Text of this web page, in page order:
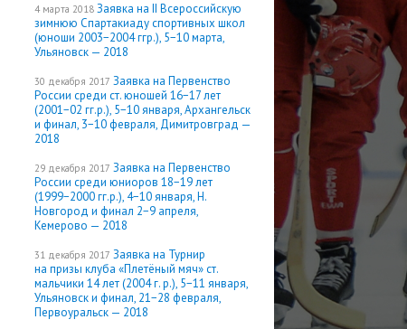
4 марта 2018 Заявка на II Всероссийскую
зимнюю Спартакиаду спортивных школ
(юноши 2003−2004 ггр.), 5−10 марта,
Ульяновск — 2018
30 декабря 2017 Заявка на Первенство
России среди ст. юношей 16−17 лет
(2001−02 гг.р.), 5−10 января, Архангельск
и финал, 3−10 февраля, Димитровград —
2018
29 декабря 2017 Заявка на Первенство
России среди юниоров 18−19 лет
(1999−2000 гг.р.), 4−10 января, Н.
Новгород и финал 2−9 апреля,
Кемерово — 2018
31 декабря 2017 Заявка на Турнир
на призы клуба «Плетёный мяч» ст.
мальчики 14 лет (2004 г. р.), 5−11 января,
Ульяновск и финал, 21−28 февраля,
Первоуральск — 2018